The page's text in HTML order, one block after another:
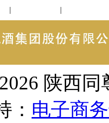
| |
陕西
： 电子商